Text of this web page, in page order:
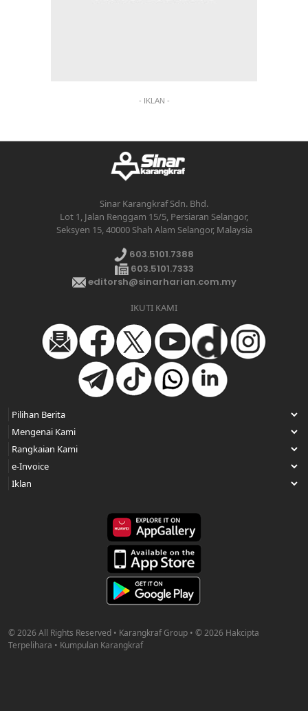
- IKLAN -
Sinar Karangkraf Sdn. Bhd.
Lot 1, Jalan Renggam 15/5, Persiaran Selangor,
Seksyen 15, 40000 Shah Alam Selangor, Malaysia
603.5101.7388
603.5101.7333
editorsh@sinarharian.com.my
IKUTI KAMI
© 2026 All Rights Reserved • Karangkraf Group • © 2026 Hakcipta
Terpelihara • Kumpulan Karangkraf